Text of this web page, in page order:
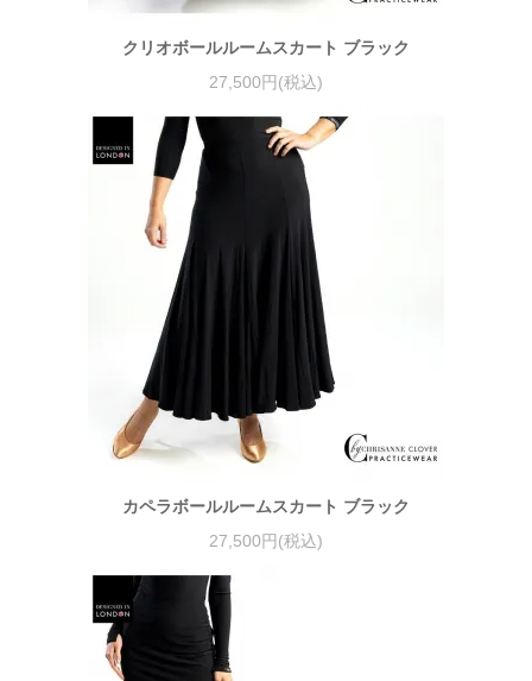
クリオボールルームスカート ブラック
27,500円(税込)
カペラボールルームスカート ブラック
27,500円(税込)